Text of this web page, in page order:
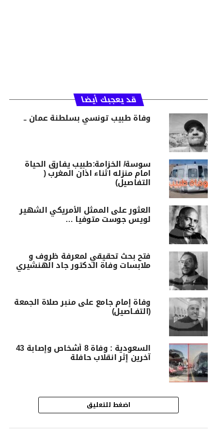
قد يعجبك أيضا
وفاة طبيب تونسي بسلطنة عمان ..
سوسة/ الخزامة:طبيب يفارق الحياة
امام منزله اثناء اذان المغرب (
التفاصيل)
العثور على الممثل الأمريكي الشهير
لويس جوست متوفيا …
فتح بحث تحقيقي لمعرفة ظروف و
ملابسات وفاة الدكتور جاد الهنشيري
وفاة إمام جامع على منبر صلاة الجمعة
(التفـاصيل)
السعودية : وفاة 8 أشخاص وإصابة 43
آخرين إثر انقلاب حافلة
اضغط للتعليق